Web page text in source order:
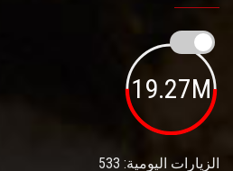
19.27M
الزيارات اليومية: 533